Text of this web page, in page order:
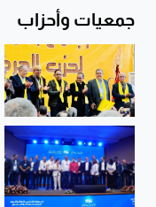
جمعيات وأحزاب